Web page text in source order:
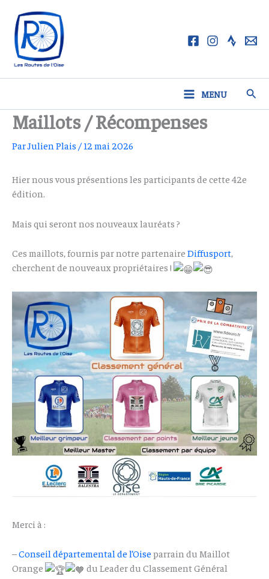
contenu
MENU
Maillots / Récompenses
ParJulien Plais /12 mai 2026
Hier nous vous présentions les participants de cette 42e
édition.
Mais qui seront nos nouveaux lauréats ?
Ces maillots, fournis par notre partenaire Diffusport,
cherchent de nouveaux propriétaires !
Merci à :
–Conseil départemental de l’Oise parrain du Maillot
Orange
du Leader du Classement Général